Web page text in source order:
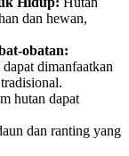
dan hewan,
obatan:
dimanfaatkan
hutan dapat
dan ranting yang